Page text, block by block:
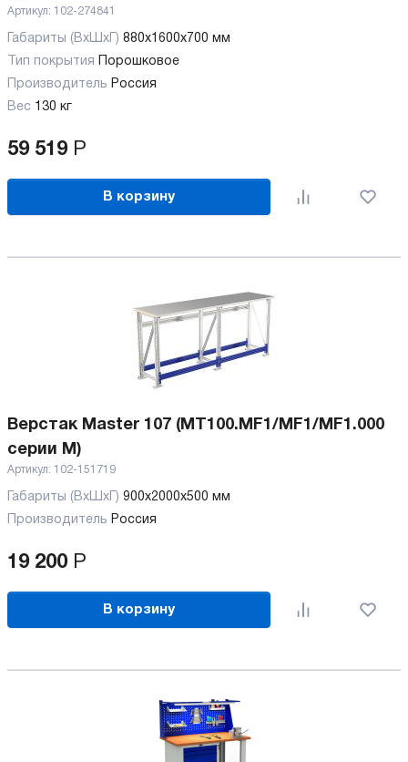
Артикул: 102-274841
Габариты (ВхШхГ) 880x1600x700 мм
Тип покрытия
Порошковое
Производитель Россия
Вес 130 кг
59 519 Р
В корзину
Верстак Master 107 (MT100.MF1/MF1/MF1.000
серии M)
Артикул: 102-151719
Габариты (ВхШхГ) 900x2000x500 мм
Производитель Россия
19 200 Р
В корзину